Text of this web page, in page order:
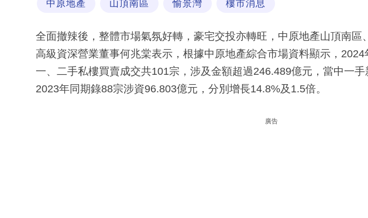
中原地產 山頂南區 愉景灣 樓市消息
全面撤辣後，整體市場氣氛好轉，豪宅交投亦轉旺，中原地產山頂南區
高級資深營業董事何兆棠表示，根據中原地產綜合市場資料顯示，
一、二手私樓買賣成交共101宗，涉及金額超過246.489億元，當中一
2023年同期錄88宗涉資96.803億元，分別增長14.8%及1.5倍。
廣告